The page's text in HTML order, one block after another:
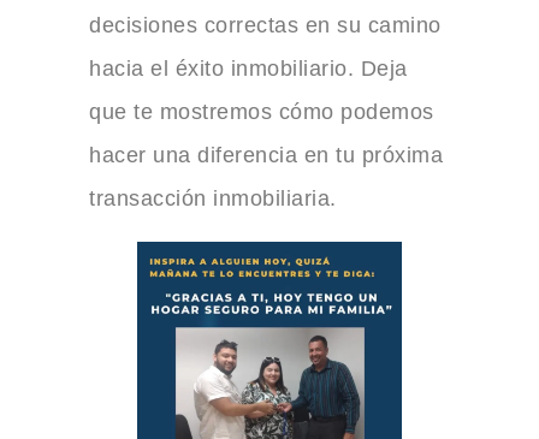
decisiones correctas en su camino
hacia el éxito inmobiliario. Deja
que te mostremos cómo podemos
hacer una diferencia en tu próxima
transacción inmobiliaria.